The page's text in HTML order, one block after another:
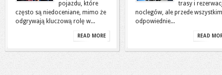
pojazdu, które
często są niedoceniane, mimo że
odgrywają kluczową rolę w...
READ MORE
trasy i
noclegów, ale przede wszystkim
odpowiednie...
READ